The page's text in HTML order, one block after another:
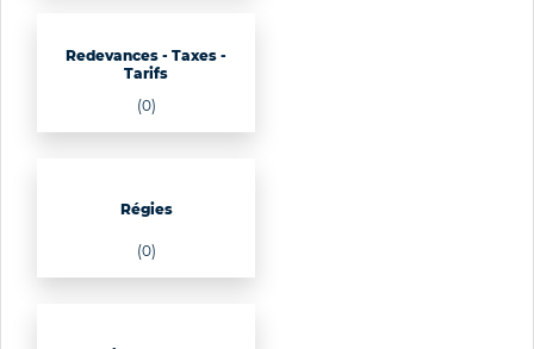
Redevances - Taxes -
Tarifs
(0)
Régies
(0)